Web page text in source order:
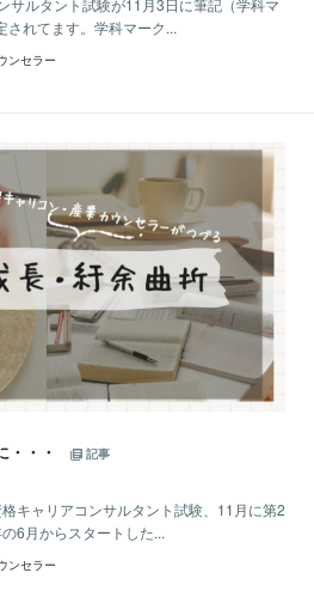
サルタント試験が11月3日に筆記（学科マ
されてます。学科マーク...
ンセラー
・・・
記事
キャリアコンサルタント試験、11月に第2
6月からスタートした...
ンセラー